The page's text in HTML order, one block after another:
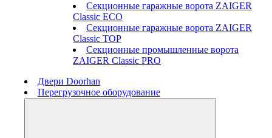
Секционные гаражные ворота ZAIGER
Classic ECO
Секционные гаражные ворота ZAIGER
Classic TOP
Секционные промышленные ворота
ZAIGER Classic PRO
Двери Doorhan
Перегрузочное оборудование